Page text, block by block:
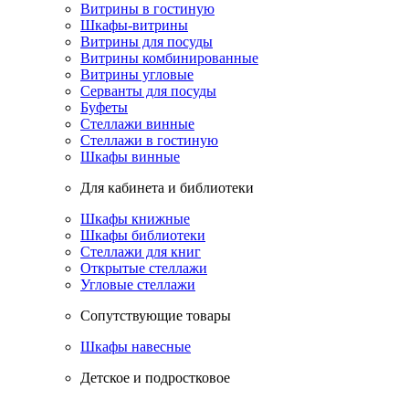
Витрины в гостиную
Шкафы-витрины
Витрины для посуды
Витрины комбинированные
Витрины угловые
Серванты для посуды
Буфеты
Стеллажи винные
Стеллажи в гостиную
Шкафы винные
Для кабинета и библиотеки
Шкафы книжные
Шкафы библиотеки
Стеллажи для книг
Открытые стеллажи
Угловые стеллажи
Сопутствующие товары
Шкафы навесные
Детское и подростковое